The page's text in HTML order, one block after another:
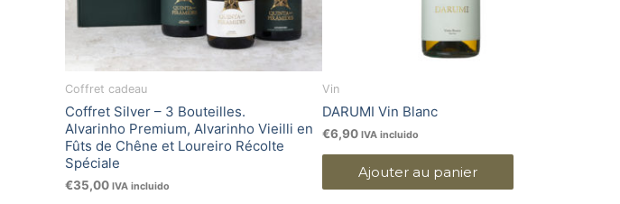
Coffret cadeau
Coffret Silver – 3 Bouteilles.
Alvarinho Premium, Alvarinho Vieilli en
Fûts de Chêne et Loureiro Récolte
Spéciale
€35,00 IVA incluido
Vin
DARUMI Vin Blanc
€6,90 IVA incluido
Ajouter au panier